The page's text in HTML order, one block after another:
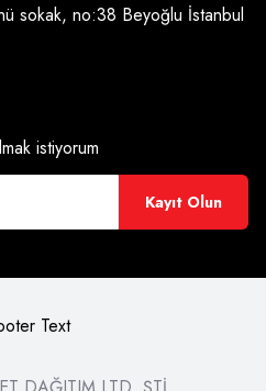
sokak, no:38 Beyoğlu İstanbul
istiyorum
Kayıt Olun